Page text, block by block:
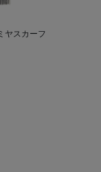
ヤスカーフ